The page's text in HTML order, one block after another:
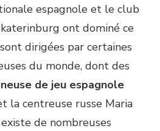
espagnole et le club
ont dominé ce
dirigées par certaines
du monde, dont des
de jeu espagnole
la centreuse russe Maria
de nombreuses